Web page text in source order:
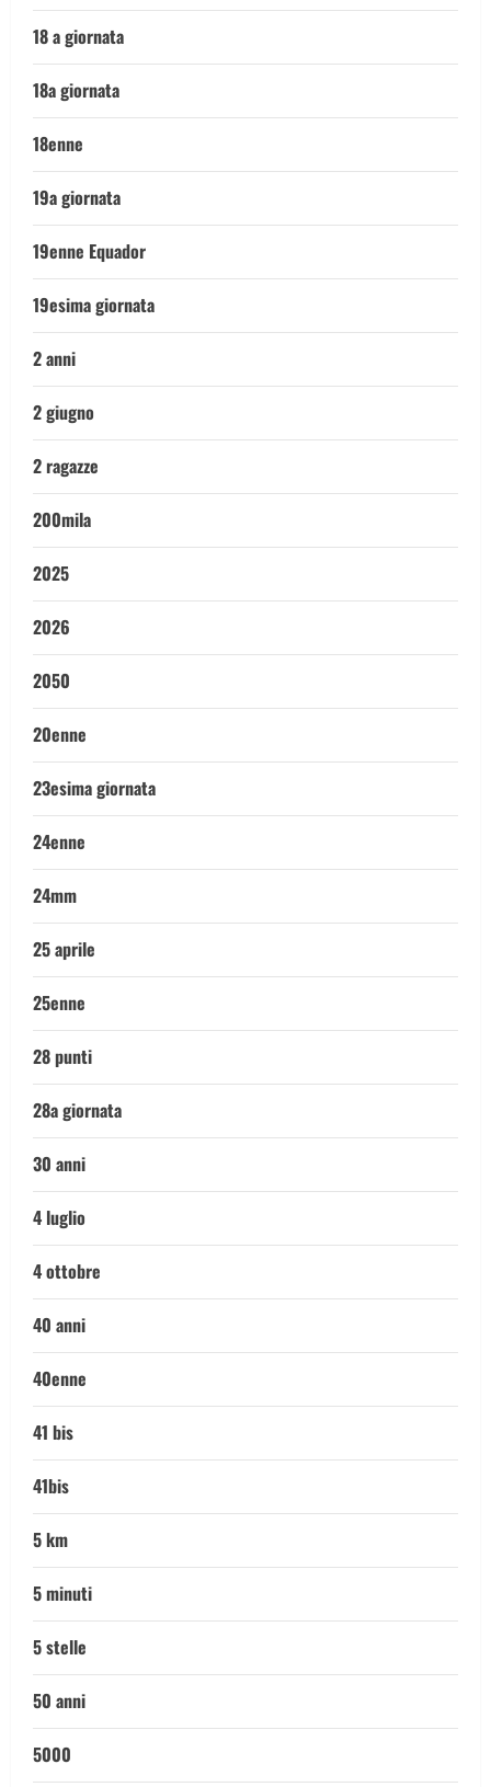
18 a giornata
18a giornata
18enne
19a giornata
19enne Equador
19esima giornata
2 anni
2 giugno
2 ragazze
200mila
2025
2026
2050
20enne
23esima giornata
24enne
24mm
25 aprile
25enne
28 punti
28a giornata
30 anni
4 luglio
4 ottobre
40 anni
40enne
41 bis
41bis
5 km
5 minuti
5 stelle
50 anni
5000